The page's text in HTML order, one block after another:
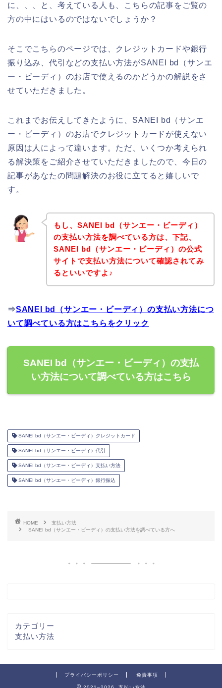
に、、、と、考えている人も、こちらの記事をご覧の
方の中にはいるのではないでしょうか？
そこでこちらのページでは、クレジットカードや銀行
振り込み、代引などの支払い方法がSANEI bd（サンエ
ー・ビーディ）のお店で使えるのかどうかの解説をさ
せていただきました。
これまでお伝えしてきたように、SANEI bd（サンエ
ー・ビーディ）のお店でクレジットカードが使えない
原因は人によって違います。ただ、いくつか考えられ
る解決策をご紹介させていただきましたので、今日の
記事があなたの問題解決のお役に立てると嬉しいで
す。
もし、SANEI bd（サンエー・ビーディ）
の支払い方法を調べている方は、下記、
SANEI bd（サンエー・ビーディ）の公式
サイトで支払い方法について確認されてみ
るといいですよ♪
⇒SANEI bd（サンエー・ビーディ）の支払い方法につ
いて調べている方はこちらをクリック
SANEI bd（サンエー・ビーディ）の支払
い方法について調べている方はこちら
SANEI bd（サンエー・ビーディ）クレジットカード
SANEI bd（サンエー・ビーディ）代引
SANEI bd（サンエー・ビーディ）支払い方法
SANEI bd（サンエー・ビーディ）銀行振込
HOME
支払い方法
SANEI bd（サンエー・ビーディ）の支払い方法を調べている方へ
カテゴリー
支払い方法
プライバシーポリシー 免責事項